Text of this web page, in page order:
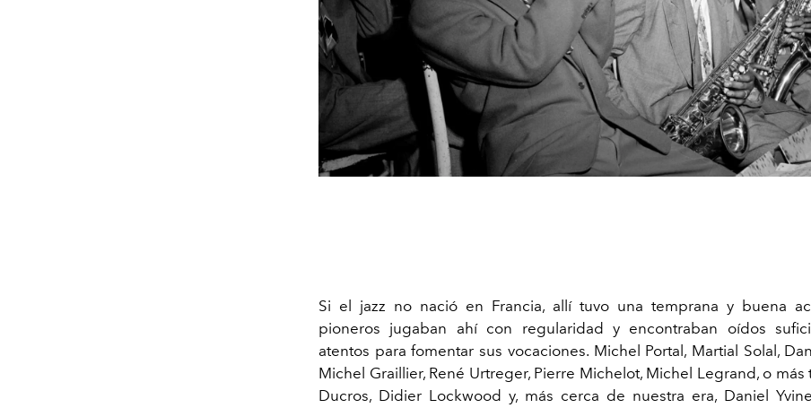
Si el jazz no nació en Francia, allí tuvo una temprana y buena
pioneros jugaban ahí con regularidad y encontraban oídos
atentos para fomentar sus vocaciones. Michel Portal, Martial Solal,
Michel Graillier, René Urtreger, Pierre Michelot, Michel Legrand, o más
Ducros, Didier Lockwood y, más cerca de nuestra era, Daniel